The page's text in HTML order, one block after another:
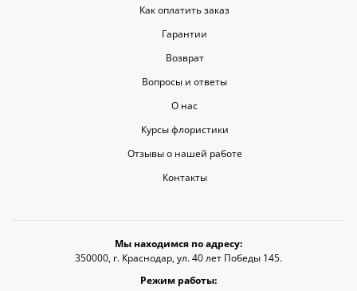
Как оплатить заказ
Гарантии
Возврат
Вопросы и ответы
О нас
Курсы флористики
Отзывы о нашей работе
Контакты
Мы находимся по адресу:
350000, г. Краснодар, ул. 40 лет Победы 145.
Режим работы: